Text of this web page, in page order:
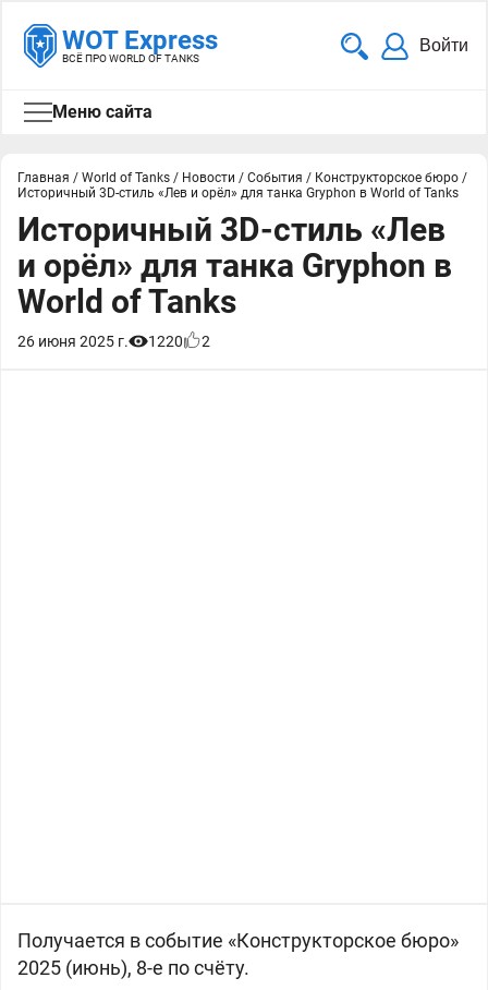
WOT Express
ВСЁ ПРО WORLD OF TANKS
Войти
Меню сайта
Главная / World of Tanks / Новости / События / Конструкторское бюро /
Историчный 3D-стиль «Лев и орёл» для танка Gryphon в World of Tanks
Историчный 3D-стиль «Лев
и орёл» для танка Gryphon в
World of Tanks
26 июня 2025 г. 1220 2
Получается в событие «Конструкторское бюро»
2025 (июнь), 8-е по счёту.